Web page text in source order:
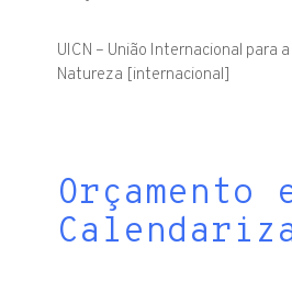
UICN – União Internacional para
Natureza [internacional]
Orçamento